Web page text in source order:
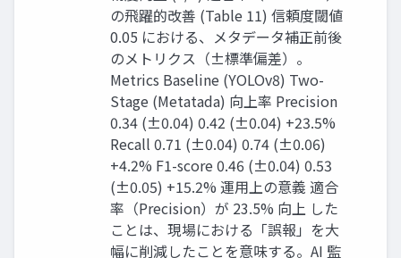
の飛躍的改善 (Table 11) 信頼度閾値
0.05 における、メタデータ補正前後
のメトリクス（±標準偏差）。
Metrics Baseline (YOLOv8) Two-
Stage (Metatada) 向上率 Precision
0.34 (±0.04) 0.42 (±0.04) +23.5%
Recall 0.71 (±0.04) 0.74 (±0.06)
+4.2% F1-score 0.46 (±0.04) 0.53
(±0.05) +15.2% 運用上の意義 適合
率（Precision）が 23.5% 向上 した
ことは、現場における「誤報」を大
幅に削減したことを意味する。AI 監